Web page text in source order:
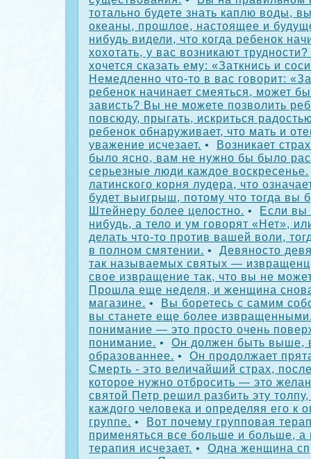
тотально будете знать каплю воды,
океаны, прошлое, настоящее и
нибудь видели, что когда ребенок
хохотать, у вас возникают
хочется сказать ему: «Заткнись и
Немедленно что-то в вас говорит:
ребенок начинает смеяться, может
зависть? Вы не можете позволить
повсюду, прыгать, искриться
ребенок обнаруживает, что мать и
уважение исчезает. • Возникает
было ясно, вам не нужно бы было
серьезные люди каждое воскресенье.
латинского корня лудера, что
будет выигрыш, потому что тогда вы
Штейнеру более целостно. • Если вы
нибудь, а тело и ум говорят «Нет»,
делать что-то против вашей воли,
в полном смятении. • Девяносто
так называемых святых —
свое извращение так, что вы не
Прошла еще неделя, и женщина
магазине. • Вы боретесь с самим
вы станете еще более
понимание — это просто очень
понимание. • Он должен быть выше,
образованнее. • Он продолжает
Смерть - это величайший страх,
которое нужно отбросить — это
святой Петр решил разбить эту
каждого человека и определяя его к
группе. • Вот почему групповая
применяться все больше и больше, а
терапия исчезает. • Одна женщина